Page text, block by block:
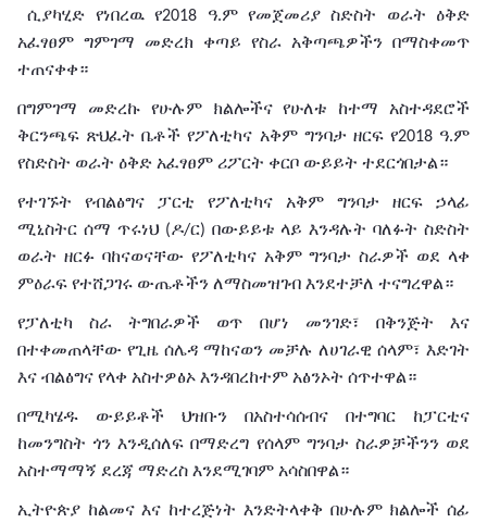
ሲያካሂድ የነበረዉ የ2018 ዓ.ም የመጀመሪያ ስድስት ወራት
ዕቅድ
አፈፃፀም ግምገማ መድረክ ቀጣይ የስራ አቅጣጫዎችን በማስቀመጥ
ተጠናቀቀ።
በግምገማ መድረኩ የሁሉም ክልሎችና የሁለቱ ከተማ
አስተዳደሮች
ቅርንጫፍ ጽህፈት ቤቶች የፖለቲካና አቅም ግንባታ ዘርፍ የ2018 ዓ.ም
የስድስት ወራት ዕቅድ አፈፃፀም ሪፖርት ቀርቦ ውይይት ተደርጎበታል።
የተገኙት የብልፅግና ፓርቲ የፖለቲካና አቅም ግንባታ ዘርፍ
ኃላፊ
ሚኒስትር ሰማ ጥሩነህ(ዶ/ር) በውይይቱ ላይ እንዳሉትባለፉት ስድስት
ወራት ዘርፉ ባከናወናቸው የፖለቲካና አቅም ግንባታ ስራዎች ወደ ላቀ
ምዕራፍ የተሸጋገሩ ውጤቶችን ለማስመዝገብ እንደተቻለ ተናግረዋል።
የፓለቲካ ስራ ትግበራዎች ወጥ በሆነ መንገድ፣ በቅንጅት
እና
በተቀመጠላቸው የጊዜ ሰሌዳ ማከናወን መቻሉ ለሀገራዊ ሰላም፣ እድገት
እና ብልፅግና የላቀ አስተዎፅኦ እንዳበረከተም አፅንኦት ሰጥተዋል።
በሚካሄዱ ውይይቶች ህዝቡን በአስተሳሰብና በተግባር
ከፓርቲና
ከመንግስት ጎን እንዲሰለፍ በማድረግ የሰላም ግንባታ ስራዎቻችንን ወደ
አስተማማኝ ደረጃ ማድረስ እንደሚገባም አሳስበዋል።
ኢትዮጵያ ከልመና እና ከተረጅነት እንድትላቀቅ በሁሉም ክልሎች ሰፊ